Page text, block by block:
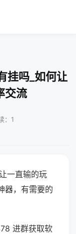
挂吗_如何让
交流
：1
一直输的玩
器，有需要的
进群获取软